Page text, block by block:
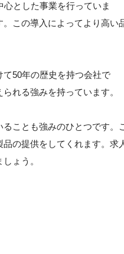
とした事業を行っていま
この導入によってより高い
50年の歴史を持つ会社で
れる強みを持っています。
ことも強みのひとつです。
の提供をしてくれます。求
ょう。